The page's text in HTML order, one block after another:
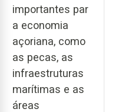
importantes par
a economia
açoriana, como
as pecas, as
infraestruturas
marítimas e as
áreas